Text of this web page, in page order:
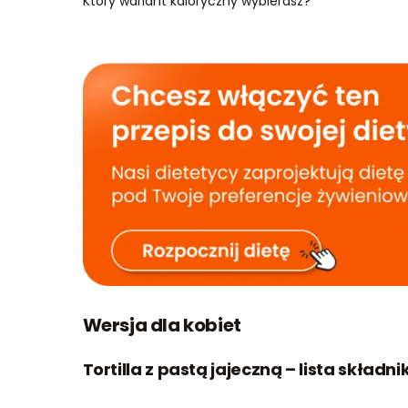
Wersja dla kobiet
Tortilla z pastą jajeczną – lista